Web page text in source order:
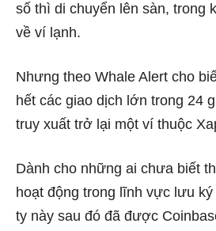
số thì di chuyển lên sàn, trong
về ví lạnh.
Nhưng theo Whale Alert cho
hết các giao dịch lớn trong 24
truy xuất trở lại một ví thuộc
Dành cho những ai chưa biết
hoạt động trong lĩnh vực lưu
ty này sau đó đã được